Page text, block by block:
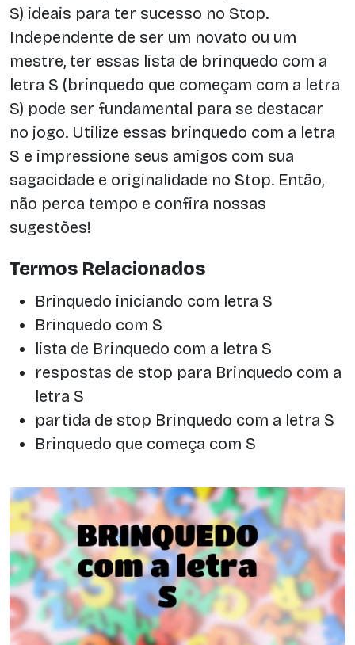
S) ideais para ter sucesso no Stop.
Independente de ser um novato ou um
mestre, ter essas lista de brinquedo com a
letra S (brinquedo que começam com a letra
S) pode ser fundamental para se destacar
no jogo. Utilize essas brinquedo com a letra
S e impressione seus amigos com sua
sagacidade e originalidade no Stop. Então,
não perca tempo e confira nossas
sugestões!
Termos Relacionados
Brinquedo iniciando com letra S
Brinquedo com S
lista de Brinquedo com a letra S
respostas de stop para Brinquedo com a
letra S
partida de stop Brinquedo com a letra S
Brinquedo que começa com S